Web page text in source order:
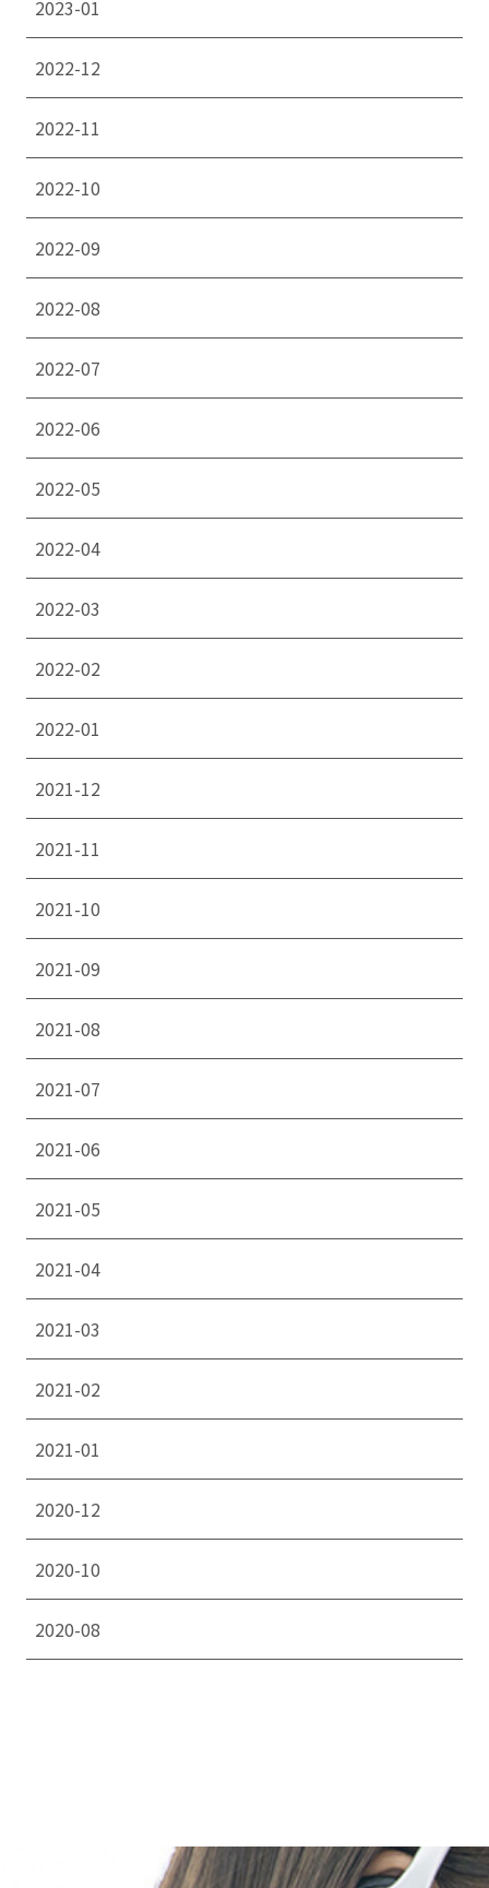
2023-01
2022-12
2022-11
2022-10
2022-09
2022-08
2022-07
2022-06
2022-05
2022-04
2022-03
2022-02
2022-01
2021-12
2021-11
2021-10
2021-09
2021-08
2021-07
2021-06
2021-05
2021-04
2021-03
2021-02
2021-01
2020-12
2020-10
2020-08